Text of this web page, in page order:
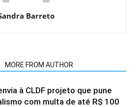
Barreto
MORE FROM AUTHOR
à CLDF projeto que pune
com multa de até R$ 100